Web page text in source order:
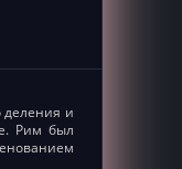
и
Рим был